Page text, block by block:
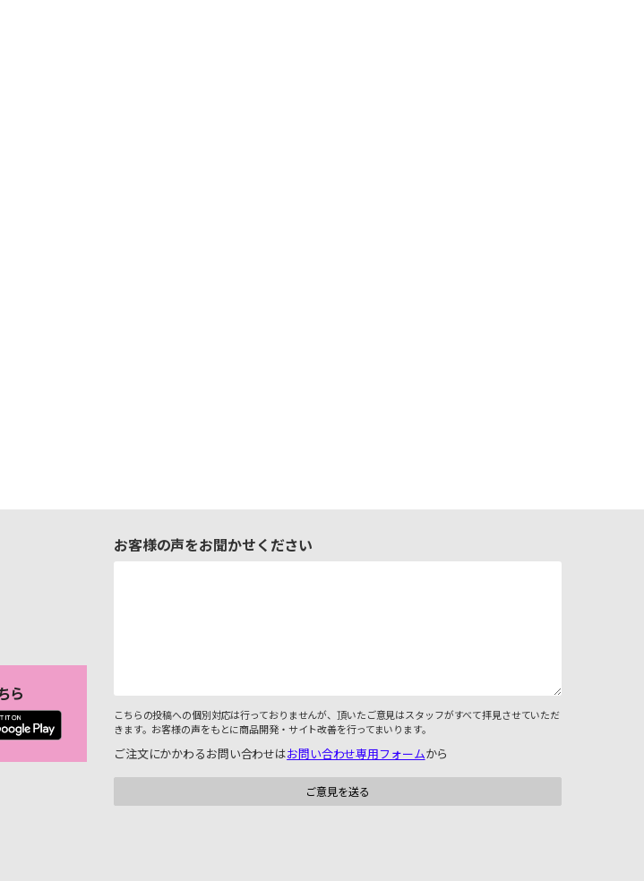
ら
お客様の声をお聞かせください
こちらの投稿への個別対応は行っておりませんが、頂いたご意見はスタッフがすべて拝見させていただ
きます。お客様の声をもとに商品開発・サイト改善を行ってまいります。
ご注文にかかわるお問い合わせはお問い合わせ専用フォームから